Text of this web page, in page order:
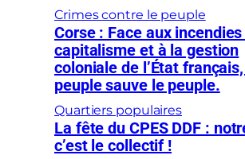
Crimes contre le peuple
Corse : Face aux
capitalisme et à la gestion
coloniale de l’État
peuple sauve le peuple.
Quartiers populaires
La fête du CPES DDF :
c’est le collectif !